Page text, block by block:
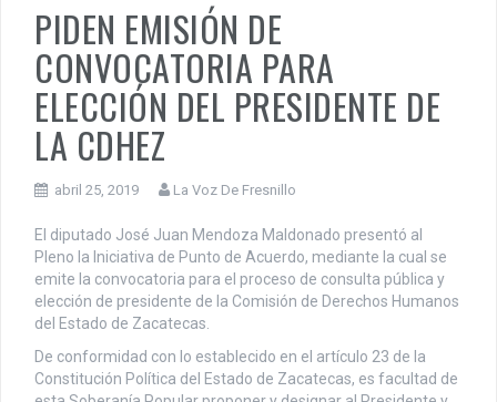
PIDEN EMISIÓN DE
CONVOCATORIA PARA
ELECCIÓN DEL PRESIDENTE DE
LA CDHEZ
abril 25, 2019 La Voz De Fresnillo
El diputado José Juan Mendoza Maldonado presentó al
Pleno la Iniciativa de Punto de Acuerdo, mediante la cual se
emite la convocatoria para el proceso de consulta pública y
elección de presidente de la Comisión de Derechos Humanos
del Estado de Zacatecas.
De conformidad con lo establecido en el artículo 23 de la
Constitución Política del Estado de Zacatecas, es facultad de